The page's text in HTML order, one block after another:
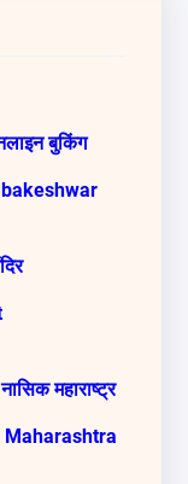
बुकिंग
महाराष्ट्र
Maharashtra